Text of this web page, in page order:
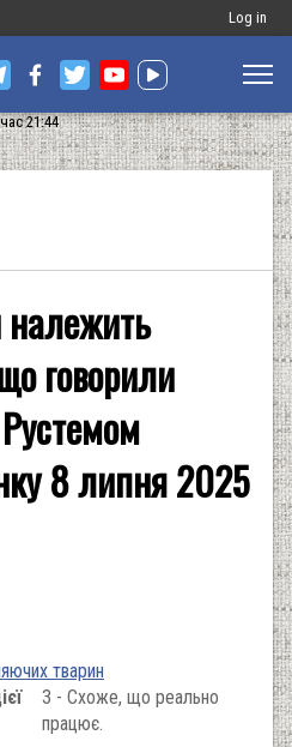
Меню
запису
Log in
21:44
належить
говорили
8 липня 2025
тварин
3 - Схоже, що реально
працює.